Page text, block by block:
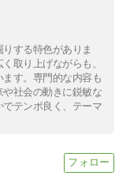
する特色がありま
取り上げながらも、
す。専門的な内容も
社会の動きに鋭敏な
テンポ良く、テーマ